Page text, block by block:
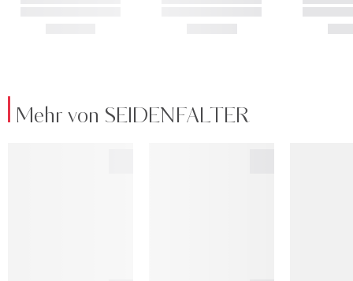
Mehr von SEIDENFALTER